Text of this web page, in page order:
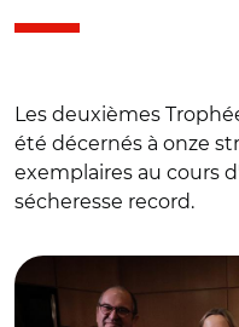
Les deuxièmes
été décernés à onze
exemplaires au cours
sécheresse record.
© @BCouillard33/